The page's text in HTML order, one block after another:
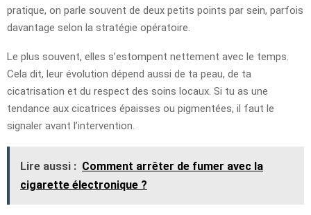
pratique, on parle souvent de deux petits points par sein, parfois
davantage selon la stratégie opératoire.
Le plus souvent, elles s’estompent nettement avec le temps.
Cela dit, leur évolution dépend aussi de ta peau, de ta
cicatrisation et du respect des soins locaux. Si tu as une
tendance aux cicatrices épaisses ou pigmentées, il faut le
signaler avant l’intervention.
Lire aussi : Comment arrêter de fumer avec la
cigarette électronique ?